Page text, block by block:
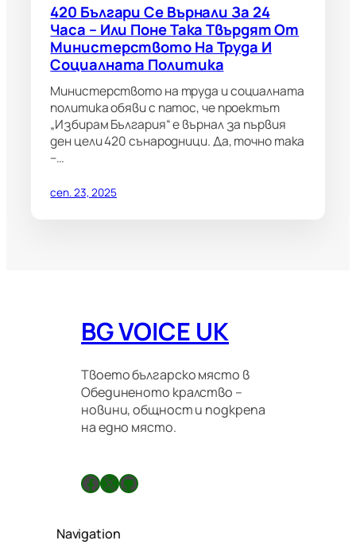
420 Българи Се Върнали За 24
Часа – Или Поне Така Твърдят От
Министерството На Труда И
Социалната Политика
Министерството на труда и социалната
политика обяви с патос, че проектът
„Избирам България“ е върнал за първия
ден цели 420 сънародници. Да, точно така
–…
сеп. 23, 2025
BG VOICE UK
Твоето българско място в
Обединеното кралство –
новини, общност и подкрепа
на едно място.
Facebook X GitHub
Navigation